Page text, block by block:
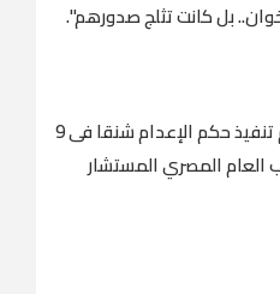
بل كانت تثلج صدورهم".
وكان الأربعاء الماضى، قد تم تنفيذ حكم الإعدام شنقا فى 9
العام المصري المستشار